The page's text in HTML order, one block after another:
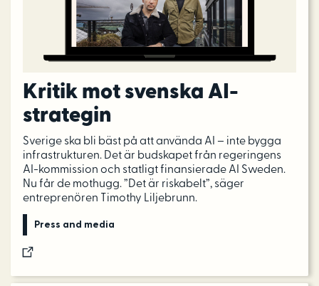
Kritik mot svenska AI-
strategin
Sverige ska bli bäst på att använda AI – inte bygga
infrastrukturen. Det är budskapet från regeringens
AI-kommission och statligt finansierade AI Sweden.
Nu får de mothugg. ”Det är riskabelt”, säger
entreprenören Timothy Liljebrunn.
Press and media